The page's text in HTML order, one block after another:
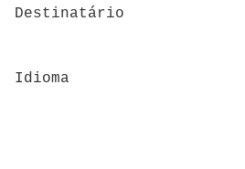
Destinatário
Idioma